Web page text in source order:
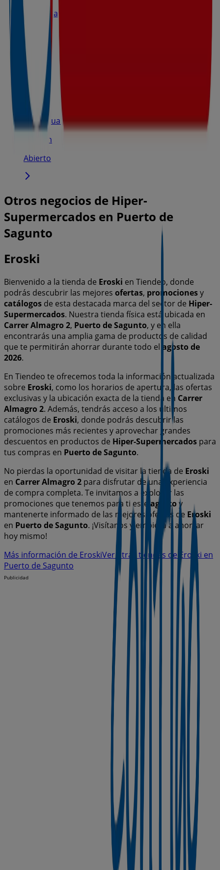
Avinguda del Mediterrani, Canet dEn Berenguer
1.9 km
Abierto
Eroski
C/ San Juan, 15, Meliana
18.6 km
Abierto
Otros negocios de Hiper-
Supermercados en Puerto de
Sagunto
Eroski
Bienvenido a la tienda de Eroski en Tiendeo, donde
podrás descubrir las mejores ofertas, promocionesy
catálogos de esta destacada marca del sector de Hiper-
Supermercados. Nuestra tienda física está ubicada en
Carrer Almagro 2, Puerto de Sagunto, y en ella
encontrarás una amplia gama de productos de calidad
que te permitirán ahorrar durante todo el agosto de
2026.
En Tiendeo te ofrecemos toda la información actualizada
sobre Eroski, como los horarios de apertura, las ofertas
exclusivas y la ubicación exacta de la tienda en Carrer
Almagro 2. Además, tendrás acceso a los últimos
catálogos de Eroski, donde podrás descubrir las
promociones más recientes y aprovechar grandes
descuentos en productos de Hiper-Supermercados para
tus compras en Puerto de Sagunto.
No pierdas la oportunidad de visitar la tienda de Eroski
en Carrer Almagro 2 para disfrutar de una experiencia
de compra completa. Te invitamos a explorar las
promociones que tenemos para ti este agosto y
mantenerte informado de las mejores ofertas de Eroski
en Puerto de Sagunto. ¡Visítanos y empieza a ahorrar
hoy mismo!
Más información de EroskiVer otras tiendas de Eroski en
Puerto de Sagunto
Publicidad